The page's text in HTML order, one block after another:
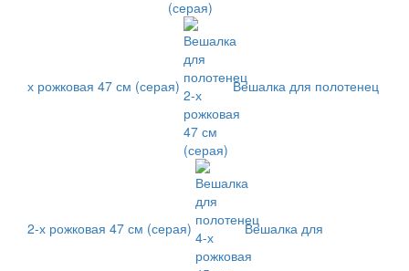
х рожковая 47 см (серая) Вешалка для полотенец
2-х рожковая 47 см (серая) Вешалка для